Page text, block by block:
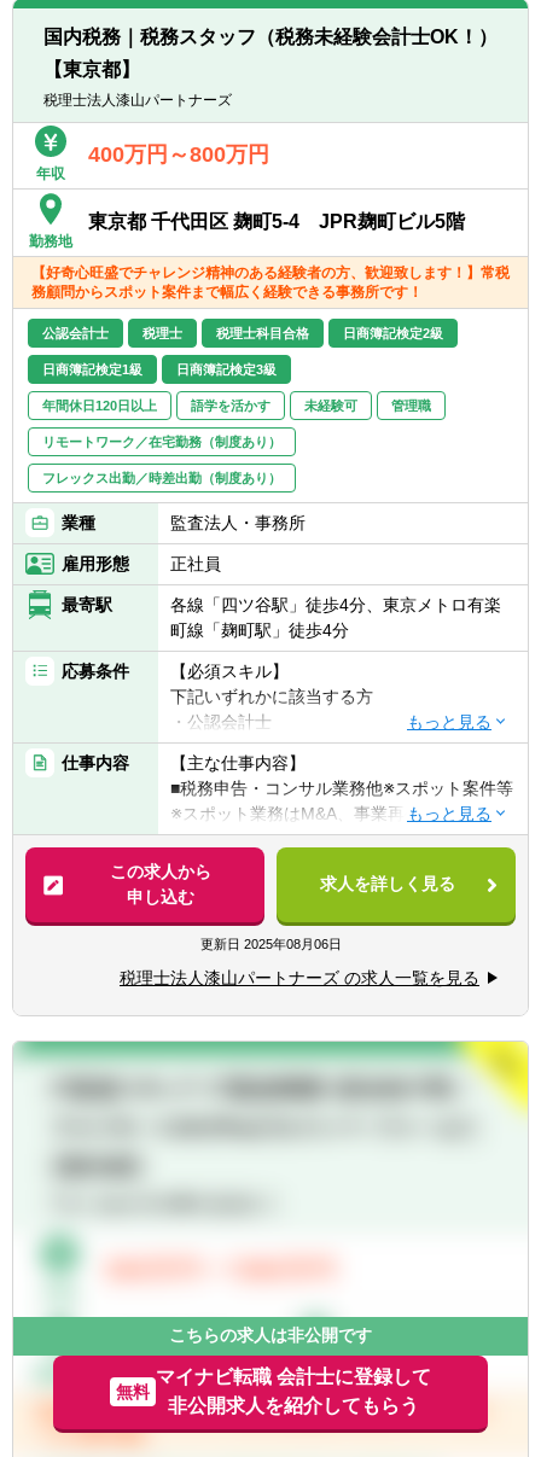
たい方
■素直に人の意見を聞くことができる方
【同社の特徴】
て成長を続ける、プロフェッショナルファー
ムです。現在のメンバーだけでは、コンサル
タントのサポートが回らなくなってきたため
業務と同等のレベルで仕事を受けているプロ
集団なので、財務経理のスペシャリストにな
れるだけではなく、コンサルタント＋αの経
験が積めます。
国内税務｜税務スタッフ（税務未経験会計士OK！）
【東京都】
税理士法人漆山パートナーズ
年収
400万円～800万円
勤務地
東京都 千代田区 麹町5-4 JPR麹町ビル5階
【好奇心旺盛でチャレンジ精神のある経験者の方、歓迎致します！】常税
務顧問からスポット案件まで幅広く経験できる事務所です！
公認会計士 税理士 税理士科目合格 日商簿記検定2級
日商簿記検定1級 日商簿記検定3級
年間休日120日以上 語学を活かす 未経験可 管理職
リモートワーク／在宅勤務（制度あり）
フレックス出勤／時差出勤（制度あり）
業種 監査法人・事務所
雇用形態 正社員
最寄駅
各線「四ツ谷駅」徒歩4分、東京メトロ有楽
町線「麹町駅」徒歩4分
応募条件
【必須スキル】
下記いずれかに該当する方
・公認会計士
・税理士
・税理士科目合格者
・会計事務所で3年以上勤務経験があり申告
書を作成出来る方
【歓迎条件】
自分で前向きに物事を捉え、自ら動ける方を
歓迎いたします。
仕事内容
【主な仕事内容】
■税務申告・コンサル業務他※スポット案件等
※スポット業務はM&A、事業再生、相続等多
岐に渡ります。
【クライアント】
約500件のクライアントがいます。中小企業
から上場子会社まで様々な規模、業種のお客
様がいます。
※多くの案件が紹介によるものですので、営
業もほとんどございません。
【担当企業数】
き、中核クライアント（年商10億～100億）
【会計ソフト】
この求人から
申し込む
求人を詳しく見る
更新日 2025年08月06日
税理士法人漆山パートナーズ の求人一覧を見る
こちらの求人は非公開です
無料
マイナビ転職 会計士に登録して
非公開求人を紹介してもらう